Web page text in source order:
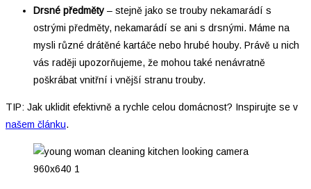
Drsné předměty –⁠ stejně jako se trouby nekamarádí s
ostrými předměty, nekamarádí se ani s drsnými. Máme na
mysli různé drátěné kartáče nebo hrubé houby. Právě u nich
vás raději upozorňujeme, že mohou také nenávratně
poškrábat vnitřní i vnější stranu trouby.
TIP: Jak uklidit efektivně a rychle celou domácnost? Inspirujte se v
našem článku.